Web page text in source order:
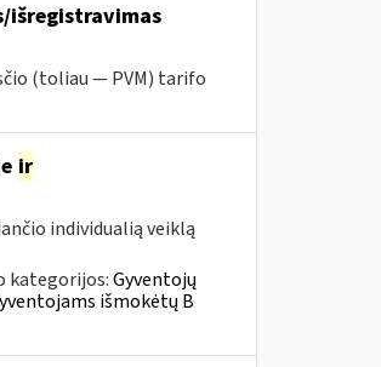
išregistravimas
(toliau — PVM) tarifo
ir
individualią veiklą
kategorijos:Gyventojų
išmokėtų B